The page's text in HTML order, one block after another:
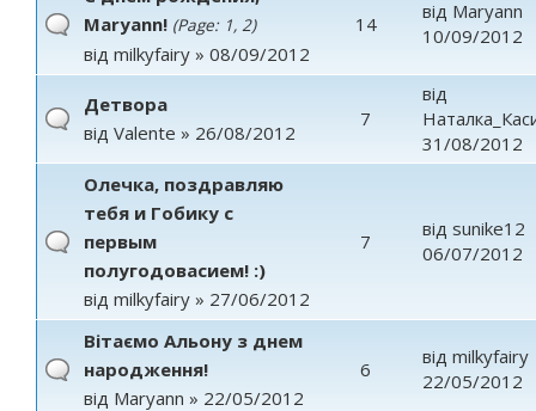
Maryann! (Page: 1, 2)
від milkyfairy » 08/09/2012
14
від Maryann
10/09/2012
Детвора
від Valente » 26/08/2012
7
від
31/08/2012
Олечка, поздравляю
тебя и Гобику с
первым
полугодовасием! :)
від milkyfairy » 27/06/2012
7
від sunike12
06/07/2012
Вітаємо Альону з днем
народження!
від Maryann » 22/05/2012
6
від milkyfairy
22/05/2012